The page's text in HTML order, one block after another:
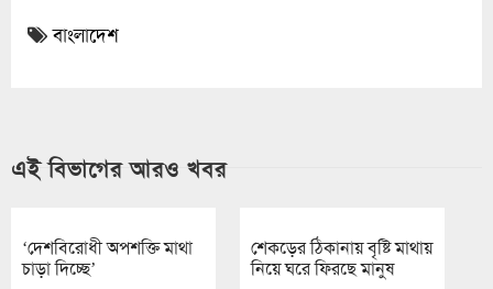
বাংলাদেশ
এই বিভাগের আরও খবর
‘দেশবিরোধী অপশক্তি মাথা
চাড়া দিচ্ছে’
শেকড়ের ঠিকানায় বৃষ্টি মাথায়
নিয়ে ঘরে ফিরছে মানুষ